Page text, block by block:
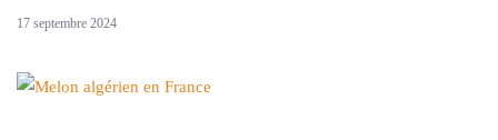
17 septembre 2024